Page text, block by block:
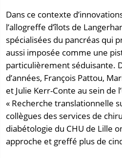
Dans ce contexte
l’allogreffe d’îlots de
spécialisées du pancréas qui
aussi imposée comme une
particulièrement séduisante.
d’années, François Pattou,
et Julie Kerr-Conte au sein de
« Recherche translationnelle
collègues des services de
diabétologie du CHU de Lille
approche et greffé plus de